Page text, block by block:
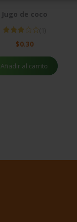
Jugo de coco
con
de 5
(1)
$0.30
Añadir al carrito